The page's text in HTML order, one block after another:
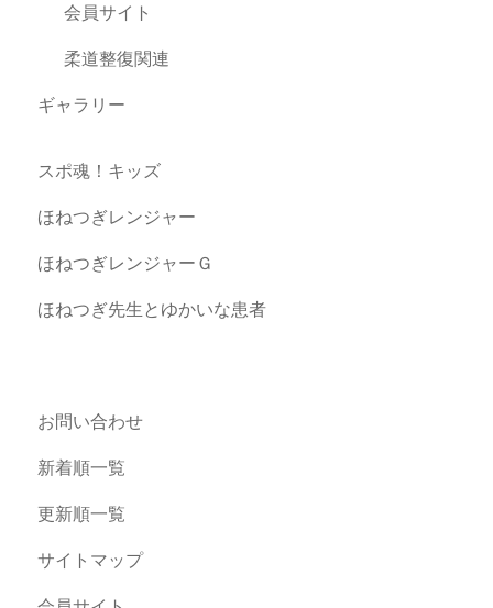
会員サイト
柔道整復関連
ギャラリー
スポ魂！キッズ
ほねつぎレンジャー
ほねつぎレンジャーＧ
ほねつぎ先生とゆかいな患者
お問い合わせ
新着順一覧
更新順一覧
サイトマップ